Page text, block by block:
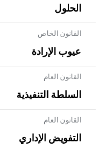
الحلول
القانون الخاص
عيوب الإرادة
القانون العام
السلطة التنفيذية
القانون العام
التفويض الإداري
- هل تعلم أن
بالعمارة